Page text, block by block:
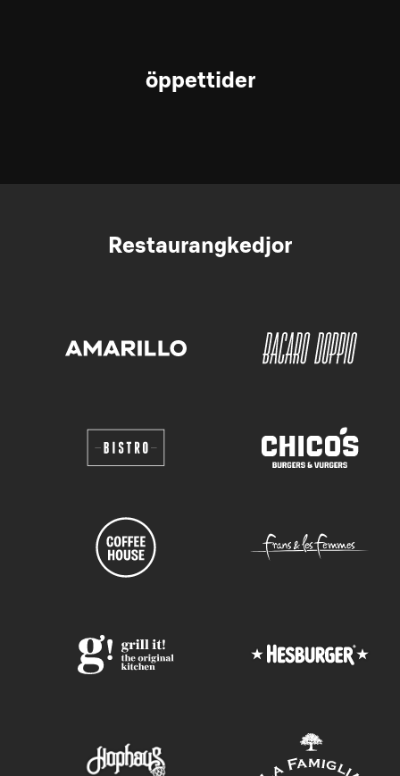
öppettider
Restaurangkedjor